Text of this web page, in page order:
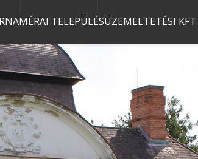
TELEPÜLÉSÜZEMELTETÉSI KFT.